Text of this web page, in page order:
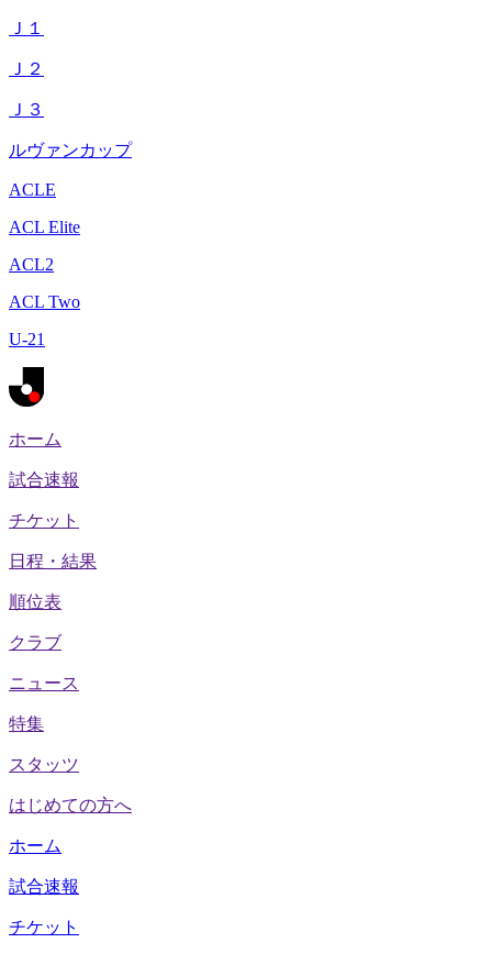
Ｊ１
Ｊ２
Ｊ３
ルヴァンカップ
ACLE
ACL Elite
ACL2
ACL Two
U-21
ホーム
試合速報
チケット
日程・結果
順位表
クラブ
ニュース
特集
スタッツ
はじめての方へ
ホーム
試合速報
チケット